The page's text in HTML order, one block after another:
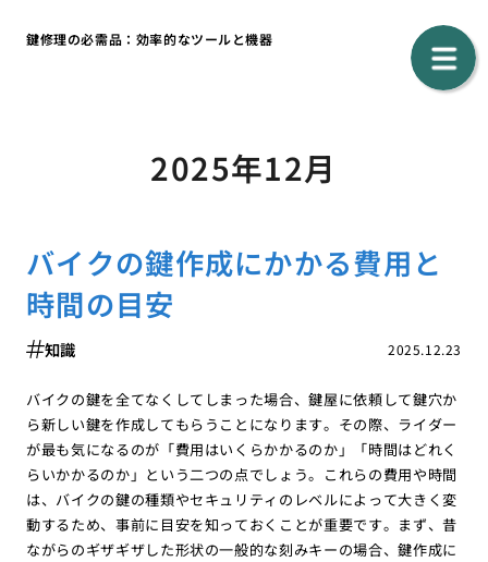
鍵修理の必需品：効率的なツールと機器
2025年12月
バイクの鍵作成にかかる費用と
時間の目安
2025.12.23
知識
バイクの鍵を全てなくしてしまった場合、鍵屋に依頼して鍵穴か
ら新しい鍵を作成してもらうことになります。その際、ライダー
が最も気になるのが「費用はいくらかかるのか」「時間はどれく
らいかかるのか」という二つの点でしょう。これらの費用や時間
は、バイクの鍵の種類やセキュリティのレベルによって大きく変
動するため、事前に目安を知っておくことが重要です。まず、昔
ながらのギザギザした形状の一般的な刻みキーの場合、鍵作成に